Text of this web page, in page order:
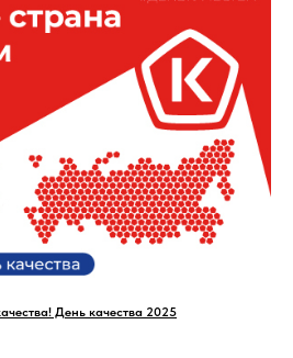
День качества 2025